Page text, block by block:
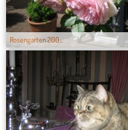
Rosengarten 200...